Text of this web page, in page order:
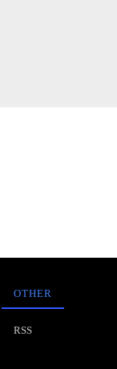
OTHER
RSS